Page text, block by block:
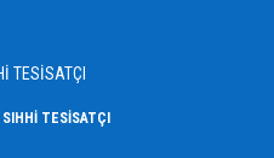
TESISATÇI
TESISATÇI